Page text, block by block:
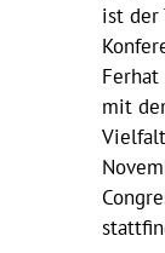
ist
Ferhat
mit